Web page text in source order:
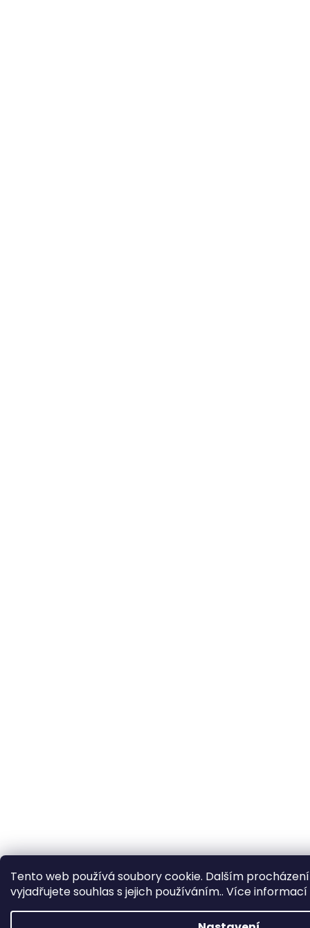
Tento web používá soubory cookie. Dalším
vyjadřujete souhlas s jejich používáním.. Více informací